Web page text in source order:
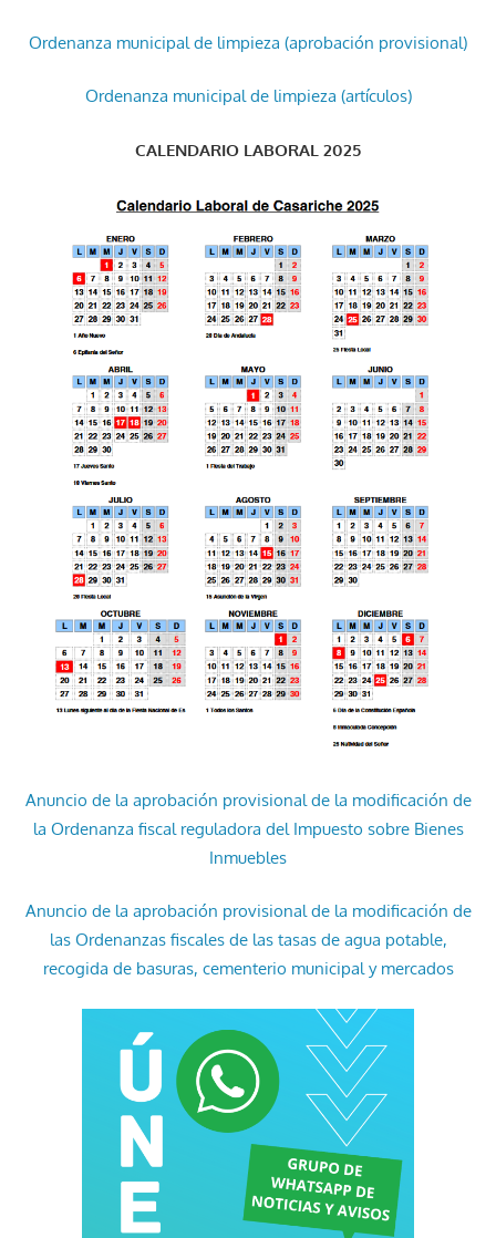
Ordenanza municipal de limpieza (aprobación provisional)
Ordenanza municipal de limpieza (artículos)
CALENDARIO LABORAL 2025
Anuncio de la aprobación provisional de la modificación de
la Ordenanza fiscal reguladora del Impuesto sobre Bienes
Inmuebles
Anuncio de la aprobación provisional de la modificación de
las Ordenanzas fiscales de las tasas de agua potable,
recogida de basuras, cementerio municipal y mercados